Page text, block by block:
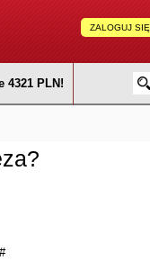
ZALOGUJ SIĘ
4321 PLN!
#